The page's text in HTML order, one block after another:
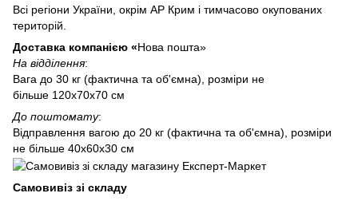
Всі регіони України, окрім АР Крим і тимчасово окупованих
територій.
Доставка компанією «Нова пошта»
На відділення:
Вага до 30 кг (фактична та об'ємна), розміри не
більше 120х70х70 см
До поштомату:
Відправлення вагою до 20 кг (фактична та об'ємна), розміри
не більше 40х60х30 см
Самовивіз зі складу